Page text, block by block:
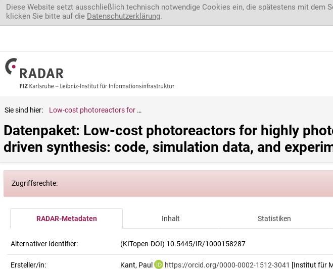
Direkt zum Inhalt
Diese Website setzt ausschließlich technisch notwendige Cookies ein, die spätestens mit dem
klicken Sie bitte auf die Datenschutzerklärung.
Sie sind hier: Low-cost photoreactors for highly photon/energy-efficient solar-driven synthesis: code, simulation data, and experimental data
Datenpaket: Low-cost photoreactors for highly
driven synthesis: code, simulation data, and
Zugriffsrechte:
RADAR-Metadaten Inhalt Statistiken
Alternativer Identifier: (KITopen-DOI) 10.5445/IR/1000158287
Ersteller/in: Kant, Paul https://orcid.org/0000-0002-1512-3041 [Institut für